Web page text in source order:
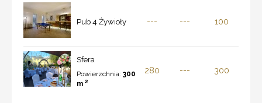
Pub 4 Żywioły --- --- 100
Sfera
Powierzchnia: 300
m 2
280 --- 300